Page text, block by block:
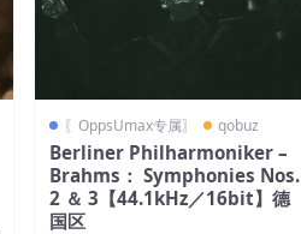
〖OppsUmax专属〗 qobuz
Berliner Philharmoniker –
Brahms： Symphonies Nos.
2 ＆ 3【44.1kHz／16bit】德
国区